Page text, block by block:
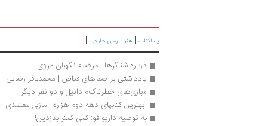
پساکتاب | هنر | رمان خارجی |
درباره شناگرها | مرضیه نگهبان مروی
یادداشتی بر صداهای فیاض | محمدباقر رضایی
«بازی‌های خطرناک» دانیل و دو نفر دیگر!
بهترین کتابهای دهه دوم هزاره | مازیار معتمدی
به توصیه داریو فو: کمی کمتر بدزدین!